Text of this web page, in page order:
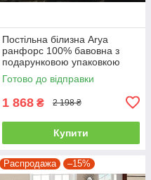
Постільна білизна Arya
ранфорс 100% бавовна з
подарунковою упаковкою
полуторний
Готово до відправки
1 868 ₴ 2 198 ₴
Купити
Распродажа –15%